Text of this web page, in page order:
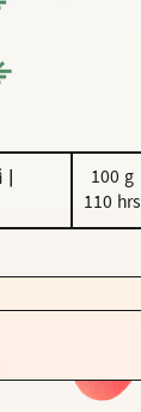
100 g
110 hrs